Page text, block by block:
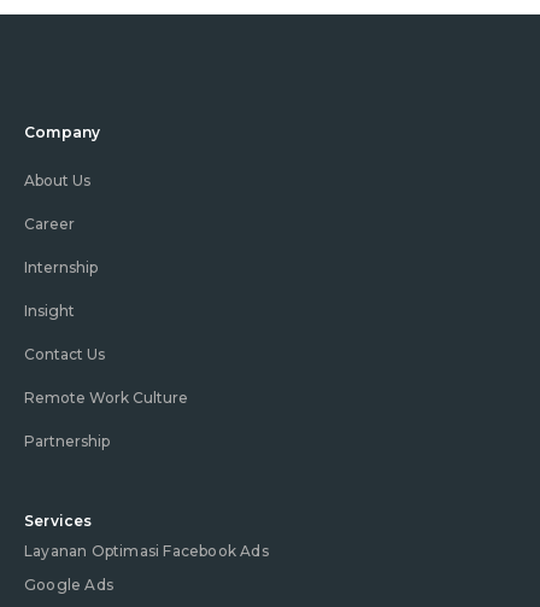
Company
About Us
Career
Internship
Insight
Contact Us
Remote Work Culture
Partnership
Services
Layanan Optimasi Facebook Ads
Google Ads